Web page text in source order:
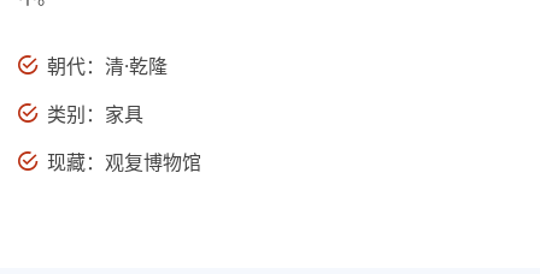
朝代：清·乾隆
类别：家具
现藏：观复博物馆